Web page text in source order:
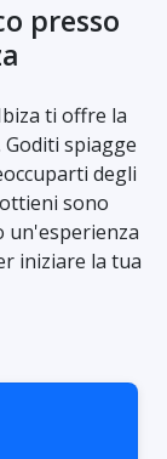
presso
ti offre la
spiagge
degli
sono
un'esperienza
iniziare la tua